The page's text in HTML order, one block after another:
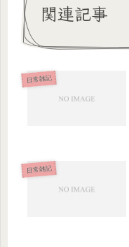
関連記事
日常雑記
日常雑記